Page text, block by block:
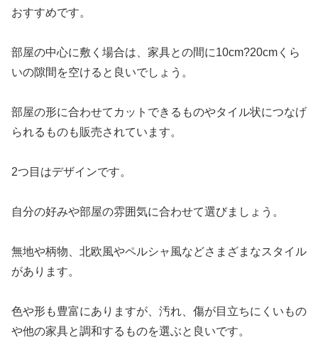
おすすめです。
部屋の中心に敷く場合は、家具との間に10cm?20cmくら
いの隙間を空けると良いでしょう。
部屋の形に合わせてカットできるものやタイル状につなげ
られるものも販売されています。
2つ目はデザインです。
自分の好みや部屋の雰囲気に合わせて選びましょう。
無地や柄物、北欧風やペルシャ風などさまざまなスタイル
があります。
色や形も豊富にありますが、汚れ、傷が目立ちにくいもの
や他の家具と調和するものを選ぶと良いです。